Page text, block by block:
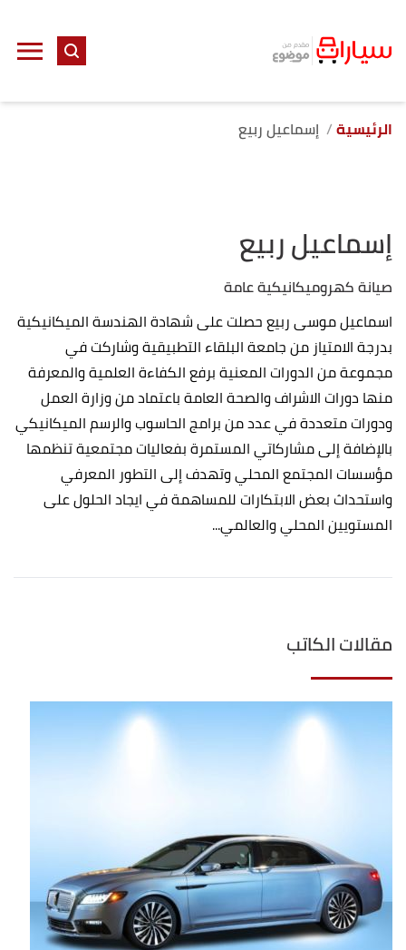
الرئيسية إسماعيل ربيع
إسماعيل ربيع
صيانة كهروميكانيكية عامة
اسماعيل موسى ربيع حصلت على شهادة الهندسة الميكانيكية
بدرجة الامتياز من جامعة البلقاء التطبيقية وشاركت في
مجموعة من الدورات المعنية برفع الكفاءة العلمية والمعرفة
منها دورات الاشراف والصحة العامة باعتماد من وزارة العمل
ودورات متعددة في عدد من برامج الحاسوب والرسم الميكانيكي
بالإضافة إلى مشاركاتي المستمرة بفعاليات مجتمعية تنظمها
مؤسسات المجتمع المحلي وتهدف إلى التطور المعرفي
واستحداث بعض الابتكارات للمساهمة في ايجاد الحلول على
المستويين المحلي والعالمي...
مقالات الكاتب